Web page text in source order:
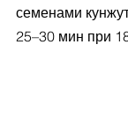
семенами
25–30 мин при